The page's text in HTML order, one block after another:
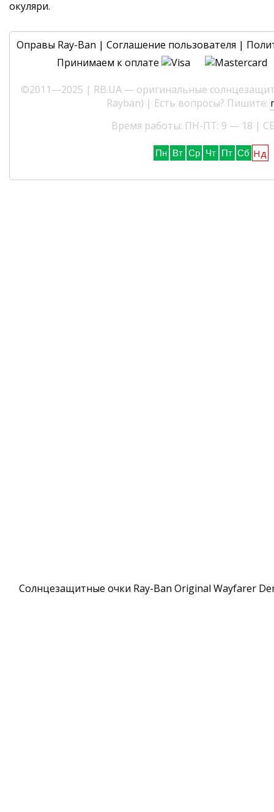
окуляри.
Оправы Ray-Ban | Соглашение пользователя |
Принимаем к оплате
©2011—2025 | RB.UA — оригинальные
Rayban) | Есть вопросы? Пишите:
Время работы: ПН-ПТ: 9 — 18 |
Пн Вт Ср Чт Пт Сб Нд